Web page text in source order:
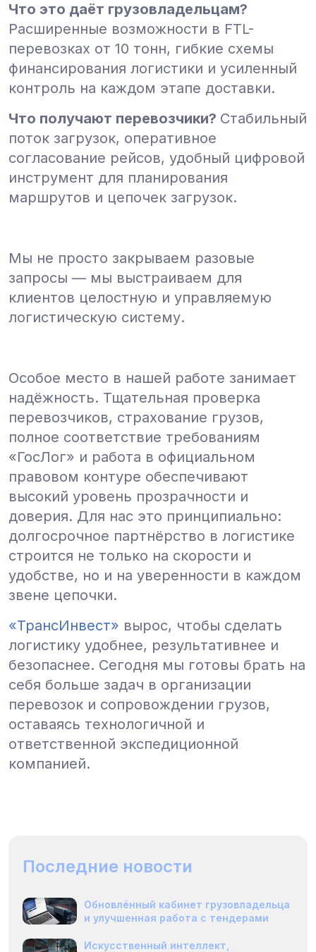
Что это даёт грузовладельцам?
Расширенные возможности в FTL-
перевозках от 10 тонн, гибкие схемы
финансирования логистики и усиленный
контроль на каждом этапе доставки.
Что получают перевозчики? Стабильный
поток загрузок, оперативное
согласование рейсов, удобный цифровой
инструмент для планирования
маршрутов и цепочек загрузок.
Мы не просто закрываем разовые
запросы — мы выстраиваем для
клиентов целостную и управляемую
логистическую систему.
Особое место в нашей работе занимает
надёжность. Тщательная проверка
перевозчиков, страхование грузов,
полное соответствие требованиям
«ГосЛог» и работа в официальном
правовом контуре обеспечивают
высокий уровень прозрачности и
доверия. Для нас это принципиально:
долгосрочное партнёрство в логистике
строится не только на скорости и
удобстве, но и на уверенности в каждом
звене цепочки.
«ТрансИнвест» вырос, чтобы сделать
логистику удобнее, результативнее и
безопаснее. Сегодня мы готовы брать на
себя больше задач в организации
перевозок и сопровождении грузов,
оставаясь технологичной и
ответственной экспедиционной
компанией.
Последние новости
Обновлённый кабинет грузовладельца
и улучшенная работа с тендерами
Искусственный интеллект,